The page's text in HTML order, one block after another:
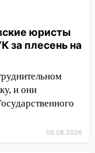
на
Тюленева
92-летнюю
юристы
за плесень на
и они
06.08.2026